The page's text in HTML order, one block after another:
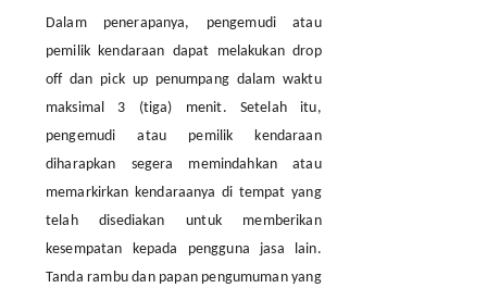
Dalam penerapanya, pengemudi atau
pemilik kendaraan dapat melakukan drop
off dan pick up penumpang dalam waktu
maksimal 3 (tiga) menit. Setelah itu,
pengemudi atau pemilik kendaraan
diharapkan segera memindahkan atau
memarkirkan kendaraanya di tempat yang
telah disediakan untuk memberikan
kesempatan kepada pengguna jasa lain.
Tanda rambu dan papan pengumuman yang